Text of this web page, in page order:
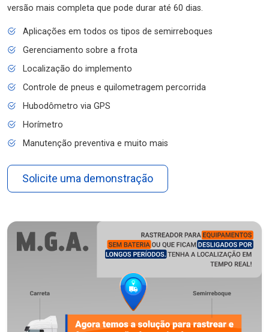
versão mais completa que pode durar até 60 dias.
Aplicações em todos os tipos de semirreboques
Gerenciamento sobre a frota
Localização do implemento
Controle de pneus e quilometragem percorrida
Hubodômetro via GPS
Horímetro
Manutenção preventiva e muito mais
Solicite uma demonstração